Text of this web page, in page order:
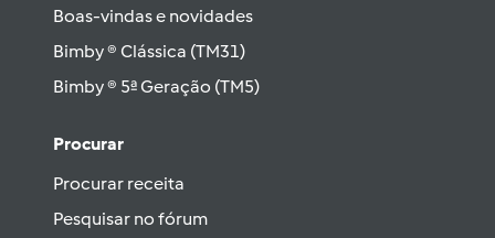
Boas-vindas e novidades
Bimby ® Clássica (TM31)
Bimby ® 5ª Geração (TM5)
Procurar
Procurar receita
Pesquisar no fórum